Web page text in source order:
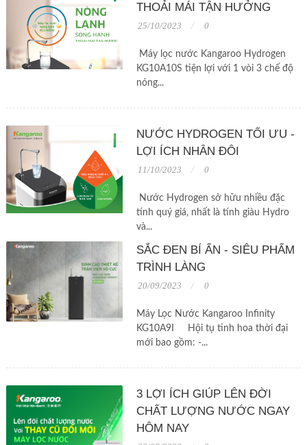
THOẢI MÁI TẬN HƯỞNG
25/10/2023 0
Máy lọc nước Kangaroo Hydrogen
KG10A10S tiện lợi với 1 vòi 3 chế độ
nóng...
NƯỚC HYDROGEN TỐI ƯU -
LỢI ÍCH NHÂN ĐÔI
11/10/2023 0
Nước Hydrogen sở hữu nhiều đặc
tính quý giá, nhất là tính giàu Hydro
và...
SẮC ĐEN BÍ ẨN - SIÊU PHẨM
TRÌNH LÀNG
20/09/2023 0
Máy Lọc Nước Kangaroo Infinity
KG10A9I Hội tụ tinh hoa thời đại
mới bao gồm: -...
3 LỢI ÍCH GIÚP LÊN ĐỜI
CHẤT LƯỢNG NƯỚC NGAY
HÔM NAY